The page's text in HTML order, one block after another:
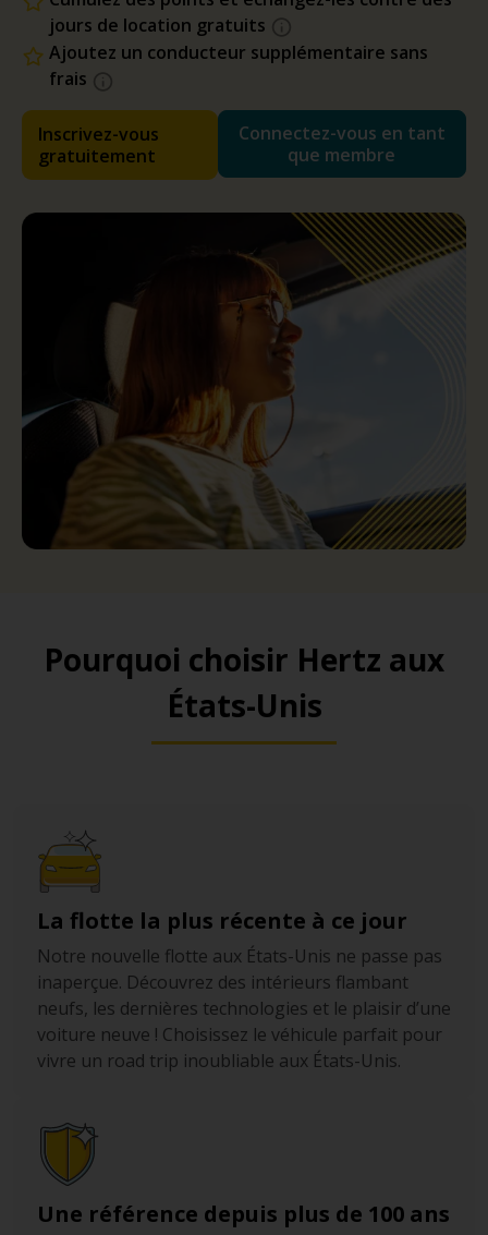
jours de location gratuits
Ajoutez un conducteur supplémentaire sans
frais
Inscrivez-vous
gratuitement
Connectez-vous en tant
que membre
Pourquoi choisir Hertz aux
États-Unis
La flotte la plus récente à ce jour
Notre nouvelle flotte aux États-Unis ne passe pas
inaperçue. Découvrez des intérieurs flambant
neufs, les dernières technologies et le plaisir d’une
voiture neuve ! Choisissez le véhicule parfait pour
vivre un road trip inoubliable aux États-Unis.
Une référence depuis plus de 100 ans